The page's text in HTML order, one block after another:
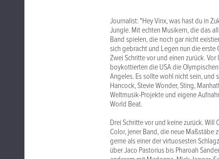
Journalist: "Hey Vinx, was hast du in
Jungle. Mit echten Musikern, die das
Band spielen, die noch gar nicht
sich gebracht und Legen nun die erste
Zwei Schritte vor und einen zurück.
boykottierten die USA die
Angeles. Es sollte wohl nicht sein, und
Hancock, Stevie Wonder, Sting,
Weltmusik-Projekte und eigene
World Beat.
Drei Schritte vor und keine zurück.
Color, jener Band, die neue Maßstäbe
gerne als einer der virtuosesten
über Jaco Pastorius bis Pharoah